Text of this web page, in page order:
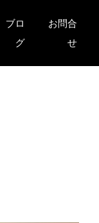
ブロ
グ
お問合
せ